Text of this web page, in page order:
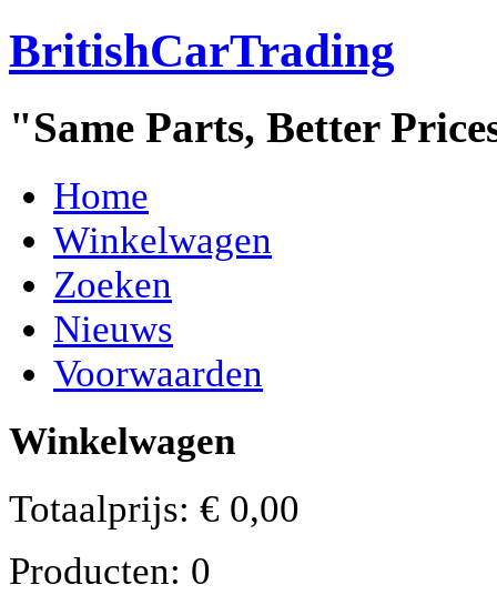
BritishCarTrading
"Same Parts, Better
Home
Winkelwagen
Zoeken
Nieuws
Voorwaarden
Winkelwagen
Totaalprijs: € 0,00
Producten: 0